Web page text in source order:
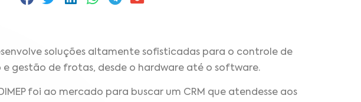
soluções altamente sofisticadas para o controle de
gestão de frotas, desde o hardware até o software.
foi ao mercado para buscar um CRM que atendesse aos